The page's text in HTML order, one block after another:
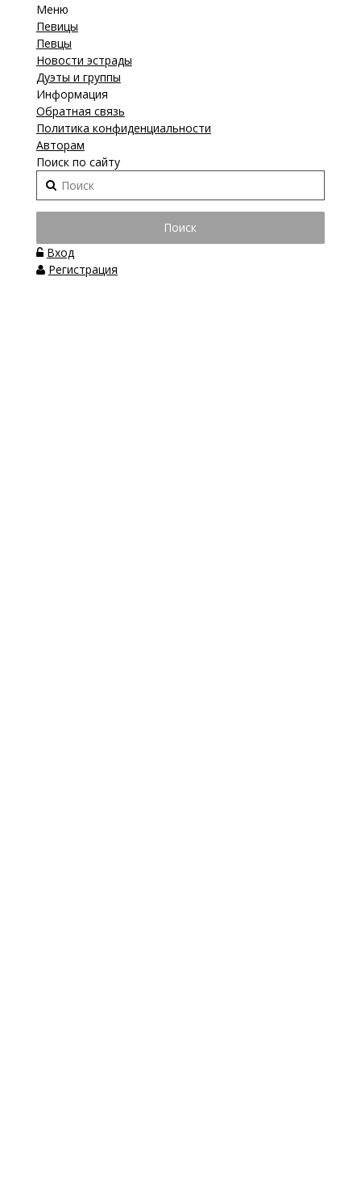
Меню
Певицы
Певцы
Новости эстрады
Дуэты и группы
Информация
Обратная связь
Политика конфиденциальности
Авторам
Поиск по сайту
Вход
Регистрация